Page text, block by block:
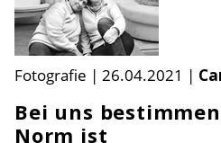
Fotografie | 26.04.2021 |
Bei uns
Norm ist